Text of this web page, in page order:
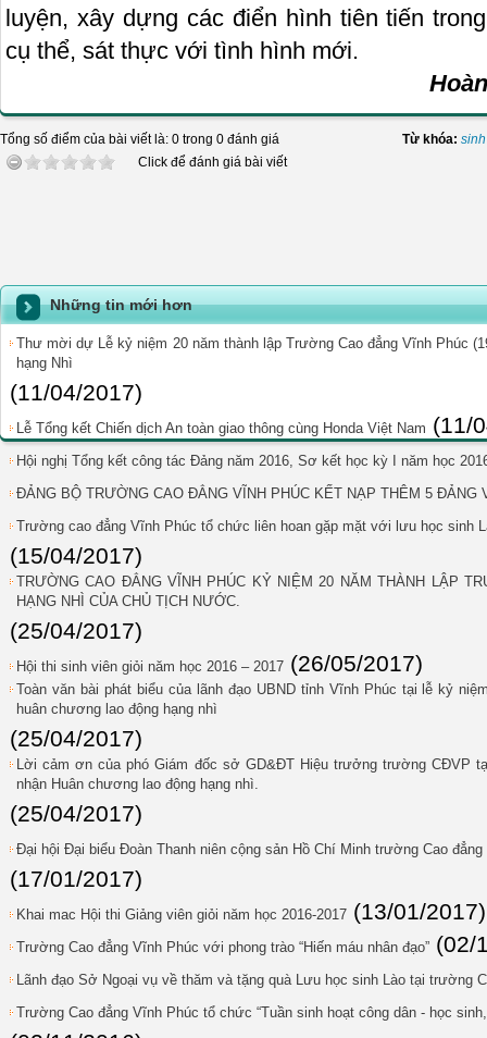
luyện, xây dựng các điển hình tiên tiến
cụ thể, sát thực với tình hình mới.
Tổng số điểm của bài viết là: 0 trong 0 đánh giá
Click để đánh giá bài viết
Từ khóa:
Những tin mới hơn
Thư mời dự Lễ kỷ niệm 20 năm thành lập Trường Cao đẳng Vĩnh Phúc
hạng Nhì
(11/04/2017)
Lễ Tổng kết Chiến dịch An toàn giao thông cùng Honda Việt Nam (11/
Hội nghị Tổng kết công tác Đảng năm 2016, Sơ kết học kỳ I năm học
ĐẢNG BỘ TRƯỜNG CAO ĐẲNG VĨNH PHÚC KẾT NẠP THÊM 5 ĐẢNG
Trường cao đẳng Vĩnh Phúc tổ chức liên hoan gặp mặt với lưu học sinh
(15/04/2017)
TRƯỜNG CAO ĐẲNG VĨNH PHÚC KỶ NIỆM 20 NĂM THÀNH LẬP
HẠNG NHÌ CỦA CHỦ TỊCH NƯỚC.
(25/04/2017)
Hội thi sinh viên giỏi năm học 2016 – 2017 (26/05/2017)
Toàn văn bài phát biểu của lãnh đạo UBND tỉnh Vĩnh Phúc tại lễ kỷ
huân chương lao động hạng nhì
(25/04/2017)
Lời cảm ơn của phó Giám đốc sở GD&ĐT Hiệu trưởng trường CĐVP
nhận Huân chương lao động hạng nhì.
(25/04/2017)
Đại hội Đại biểu Đoàn Thanh niên cộng sản Hồ Chí Minh trường Cao
(17/01/2017)
Khai mac Hội thi Giảng viên giỏi năm học 2016-2017 (13/01/2017)
Trường Cao đẳng Vĩnh Phúc với phong trào “Hiến máu nhân đạo” (02/
Lãnh đạo Sở Ngoại vụ về thăm và tặng quà Lưu học sinh Lào tại trường
Trường Cao đẳng Vĩnh Phúc tổ chức “Tuần sinh hoạt công dân - học